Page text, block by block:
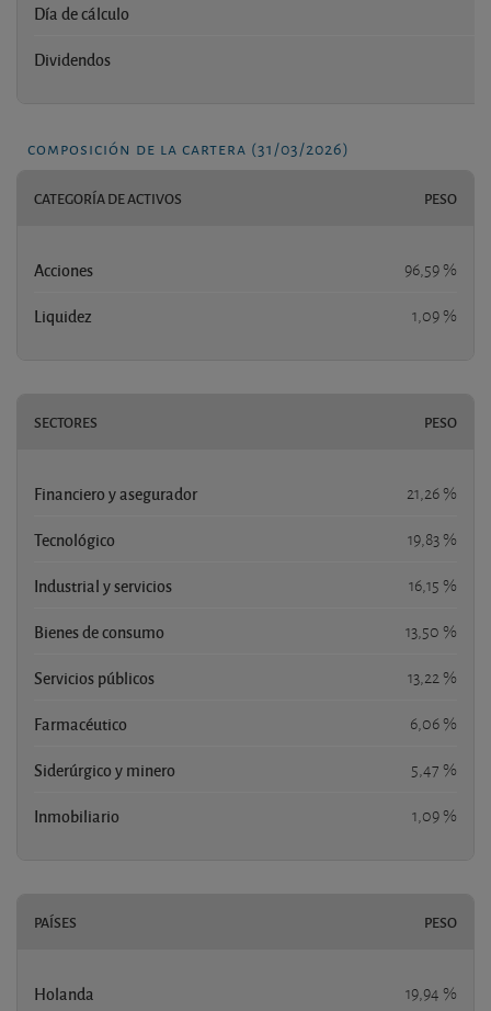
Día de cálculo
Dividendos
composición de la cartera (31/03/2026)
CATEGORÍA DE ACTIVOS PESO
Acciones 96,59 %
Liquidez 1,09 %
SECTORES PESO
Financiero y asegurador 21,26 %
Tecnológico 19,83 %
Industrial y servicios 16,15 %
Bienes de consumo 13,50 %
Servicios públicos 13,22 %
Farmacéutico 6,06 %
Siderúrgico y minero 5,47 %
Inmobiliario 1,09 %
PAÍSES PESO
Holanda 19,94 %